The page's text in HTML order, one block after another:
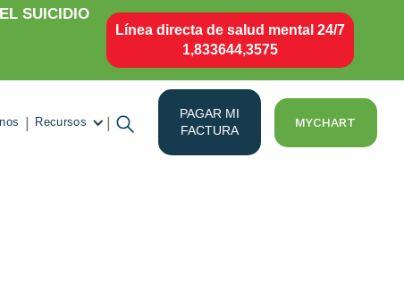
SUICIDIO
Línea directa de salud mental 24/7
1,833644,3575
| Recursos |
PAGAR MI
FACTURA
MYCHART